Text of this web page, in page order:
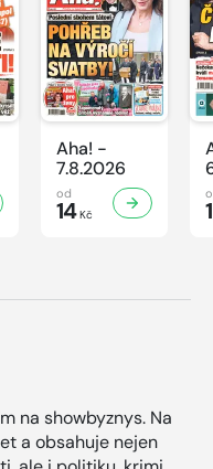
Aha! -
7.8.2026
od
14Kč
na showbyznys. Na
a obsahuje nejen